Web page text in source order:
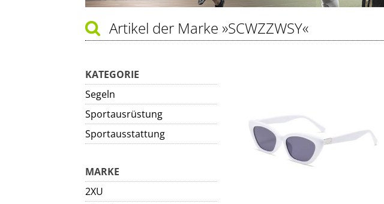
Artikel der Marke »SCWZZWSY«
KATEGORIE
Segeln
Sportausrüstung
Sportausstattung
MARKE
2XU